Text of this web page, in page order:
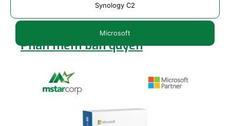
Synology C2
Phần mềm bản quyền
Microsoft